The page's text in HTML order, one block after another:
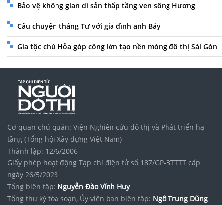
Bảo vệ không gian di sản thấp tầng ven sông Hương
Câu chuyện tháng Tư với gia đình anh Bảy
Gia tộc chú Hỏa góp công lớn tạo nền móng đô thị Sài Gòn
Cơ quan chủ quản: Viện Nghiên cứu đô thị và Phát triển hạ
tầng (Tổng hội Xây dựng Việt Nam)
Thành lập: 12/6/2006
Giấy phép hoạt động Tạp chí điện tử số 187/GP-BTTTT cấp
ngày 26/5/2023
Tổng biên tập: Nguyễn Đào Vĩnh Huy
Tổng thư ký tòa soạn, Ủy viên ban biên tập: Ngô Trung Dũng